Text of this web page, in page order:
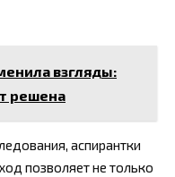
взгляды:
решена
аспирантки
позволяет не только